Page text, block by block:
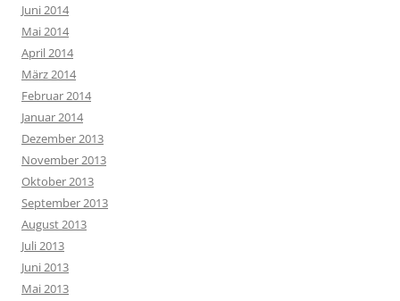
Juni 2014
Mai 2014
April 2014
März 2014
Februar 2014
Januar 2014
Dezember 2013
November 2013
Oktober 2013
September 2013
August 2013
Juli 2013
Juni 2013
Mai 2013